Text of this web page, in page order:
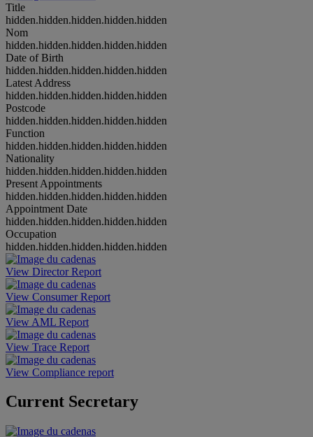
Title
hidden.hidden.hidden.hidden.hidden
Nom
hidden.hidden.hidden.hidden.hidden
Date of Birth
hidden.hidden.hidden.hidden.hidden
Latest Address
hidden.hidden.hidden.hidden.hidden
Postcode
hidden.hidden.hidden.hidden.hidden
Function
hidden.hidden.hidden.hidden.hidden
Nationality
hidden.hidden.hidden.hidden.hidden
Present Appointments
hidden.hidden.hidden.hidden.hidden
Appointment Date
hidden.hidden.hidden.hidden.hidden
Occupation
hidden.hidden.hidden.hidden.hidden
View Director Report
View Consumer Report
View AML Report
View Trace Report
View Compliance report
Current Secretary